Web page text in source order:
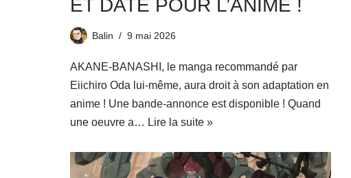
ET DATE POUR L’ANIME !
Balin 9 mai 2026
AKANE-BANASHI, le manga recommandé par
Eiichiro Oda lui-même, aura droit à son adaptation en
anime ! Une bande-annonce est disponible ! Quand
une oeuvre a… Lire la suite »